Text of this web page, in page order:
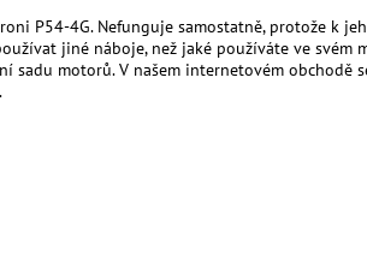
P54-4G. Nefunguje samostatně, protože k
jiné náboje, než jaké používáte ve
sadu motorů. V našem internetovém